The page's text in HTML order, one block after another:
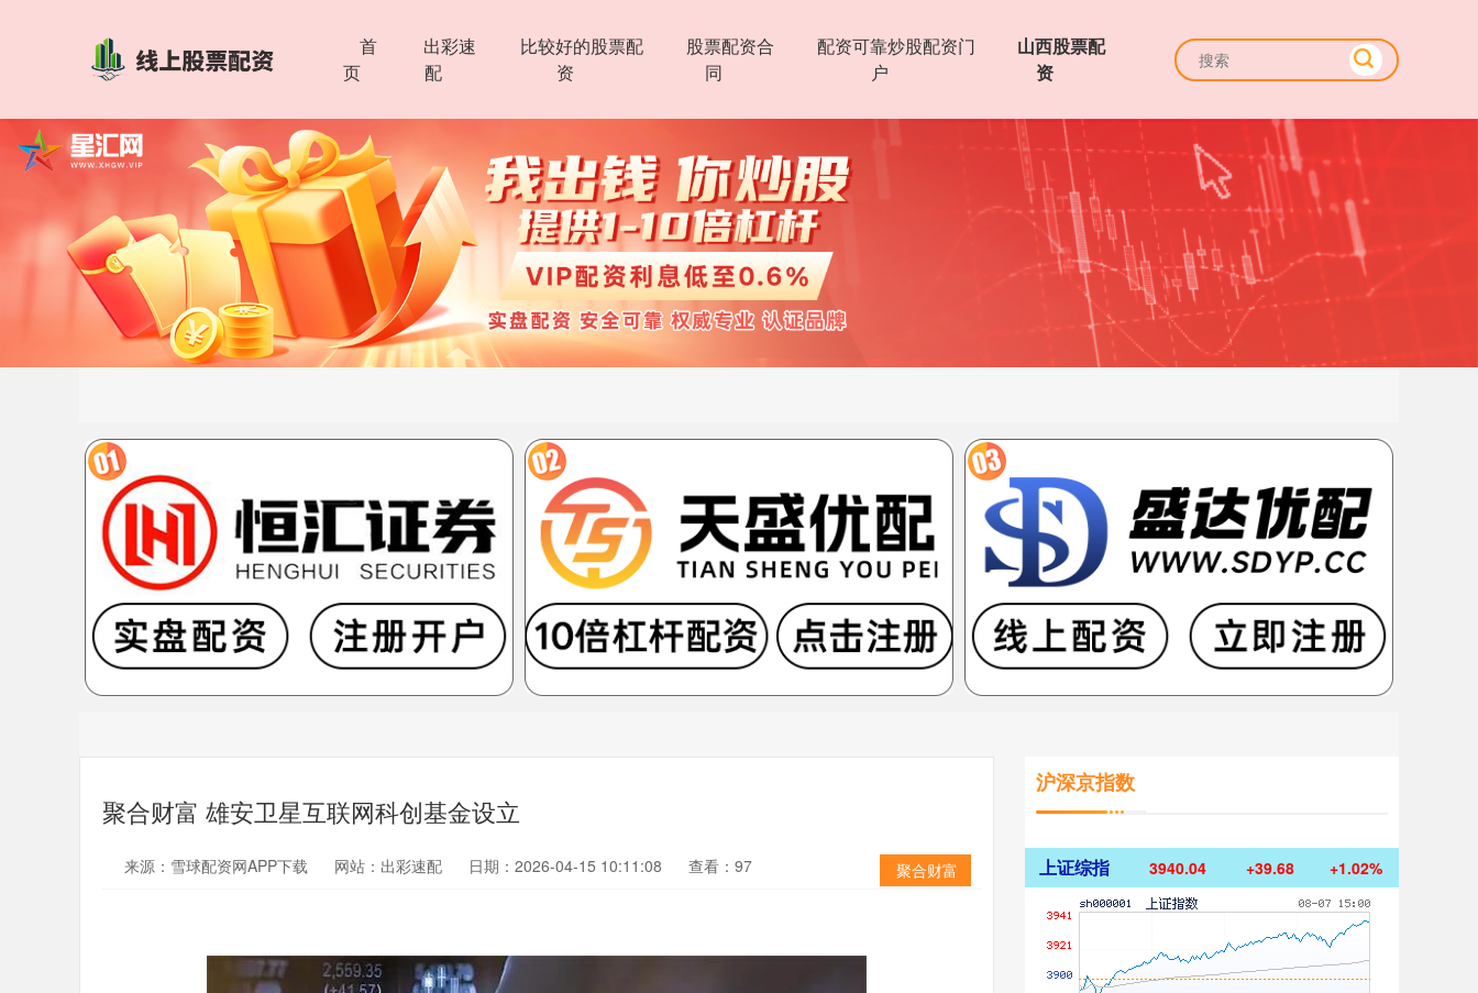
首
页
出彩速
配
比较好的股票配
资
股票配资合
同
配资可靠炒股配资门
户
山西股票配
资
聚合财富 雄安卫星互联网科创基金设立
聚合财富
来源：雪球配资网APP下载 网站：出彩速配 日期：2026-04-15 10:11:08 查看：97
沪深京指数
上证综指 3940.04 +39.68 +1.02%